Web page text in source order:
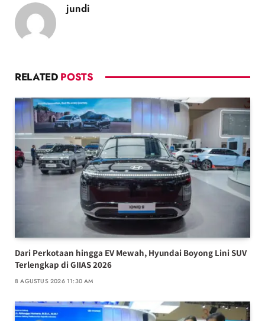
jundi
RELATED POSTS
Dari Perkotaan hingga EV Mewah, Hyundai Boyong Lini SUV
Terlengkap di GIIAS 2026
8 AGUSTUS 2026 11:30 AM